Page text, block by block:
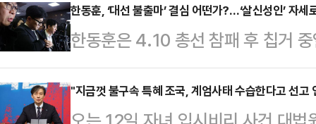
하면서 위헌 논란이 제기되고 있다.
있는 경찰 국가수사본부 특별수사
대통령도 긴급체포 할 수 있다"고
에서는 "당장 2차 탄핵 표결을 앞두
한동훈, ‘대선 불출마’ 결심 어떤가?…‘살신성인’ 자세
한동훈은 4.10 총선 참패 후 칩거
말했었다고 한다.“윤석열 대통령이
보다 더 윤 대통령을 잘 아는데, 이
"지금껏 불구속 특혜 조국, 계엄사태 수습한다고 선